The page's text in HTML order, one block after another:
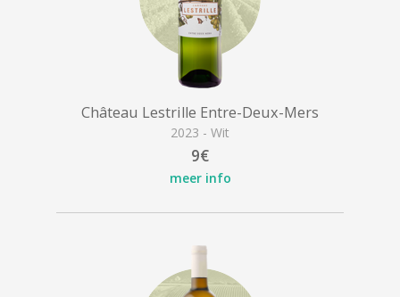
Château Lestrille Entre-Deux-Mers
2023 - Wit
9€
meer info